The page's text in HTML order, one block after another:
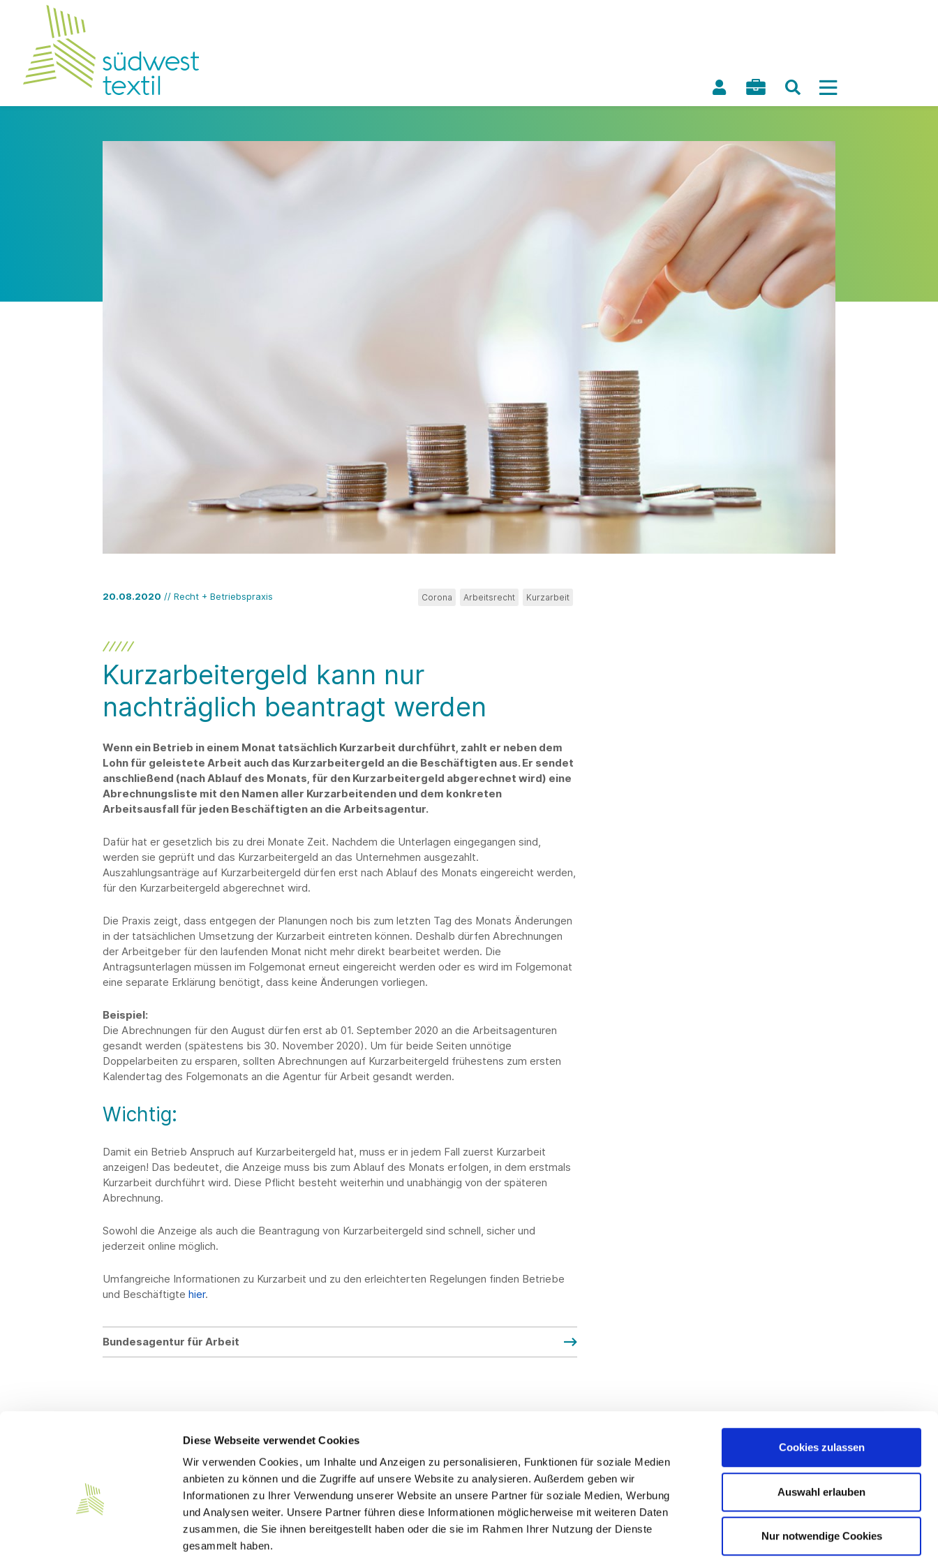
Diese Webseite verwendet Cookies
Wir verwenden Cookies, um Inhalte und Anzeigen zu personalisieren, Funktionen für soziale Medien
anbieten zu können und die Zugriffe auf unsere Website zu analysieren. Außerdem geben wir
Informationen zu Ihrer Verwendung unserer Website an unsere Partner für soziale Medien, Werbung
und Analysen weiter. Unsere Partner führen diese Informationen möglicherweise mit weiteren Daten
zusammen, die Sie ihnen bereitgestellt haben oder die sie im Rahmen Ihrer Nutzung der Dienste
gesammelt haben.
Cookies zulassen
Auswahl erlauben
Nur notwendige Cookies
20.08.2020 // Recht + Betriebspraxis Corona Arbeitsrecht Kurzarbeit
Kurzarbeitergeld kann nur
nachträglich beantragt werden
Wenn ein Betrieb in einem Monat tatsächlich Kurzarbeit durchführt, zahlt er neben dem
Lohn für geleistete Arbeit auch das Kurzarbeitergeld an die Beschäftigten aus. Er sendet
anschließend (nach Ablauf des Monats, für den Kurzarbeitergeld abgerechnet wird) eine
Abrechnungsliste mit den Namen aller Kurzarbeitenden und dem konkreten
Arbeitsausfall für jeden Beschäftigten an die Arbeitsagentur.
Dafür hat er gesetzlich bis zu drei Monate Zeit. Nachdem die Unterlagen eingegangen sind,
werden sie geprüft und das Kurzarbeitergeld an das Unternehmen ausgezahlt.
Auszahlungsanträge auf Kurzarbeitergeld dürfen erst nach Ablauf des Monats eingereicht werden,
für den Kurzarbeitergeld abgerechnet wird.
Die Praxis zeigt, dass entgegen der Planungen noch bis zum letzten Tag des Monats Änderungen
in der tatsächlichen Umsetzung der Kurzarbeit eintreten können. Deshalb dürfen Abrechnungen
der Arbeitgeber für den laufenden Monat nicht mehr direkt bearbeitet werden. Die
Antragsunterlagen müssen im Folgemonat erneut eingereicht werden oder es wird im Folgemonat
eine separate Erklärung benötigt, dass keine Änderungen vorliegen.
Beispiel:
Die Abrechnungen für den August dürfen erst ab 01. September 2020 an die Arbeitsagenturen
gesandt werden (spätestens bis 30. November 2020). Um für beide Seiten unnötige
Doppelarbeiten zu ersparen, sollten Abrechnungen auf Kurzarbeitergeld frühestens zum ersten
Kalendertag des Folgemonats an die Agentur für Arbeit gesandt werden.
Wichtig:
Damit ein Betrieb Anspruch auf Kurzarbeitergeld hat, muss er in jedem Fall zuerst Kurzarbeit
anzeigen! Das bedeutet, die Anzeige muss bis zum Ablauf des Monats erfolgen, in dem erstmals
Kurzarbeit durchführt wird. Diese Pflicht besteht weiterhin und unabhängig von der späteren
Abrechnung.
Sowohl die Anzeige als auch die Beantragung von Kurzarbeitergeld sind schnell, sicher und
jederzeit online möglich.
Umfangreiche Informationen zu Kurzarbeit und zu den erleichterten Regelungen finden Betriebe
und Beschäftigte hier.
Bundesagentur für Arbeit
Südwesttextil e. V.
Türlenstraße 6
Service
Impressum
Datenschutz
Folgen Sie uns